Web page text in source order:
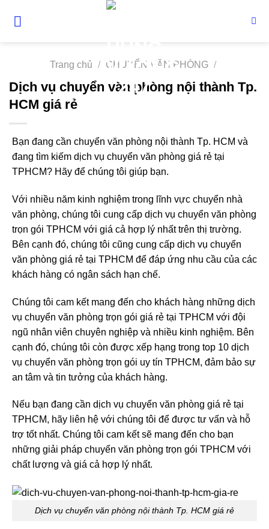
Trang chủ / CHUYỂN VĂN PHÒNG /
Dịch vụ chuyển văn phòng nội thành Tp.
HCM giá rẻ
Bạn đang cần chuyển văn phòng nội thành Tp. HCM và
đang tìm kiếm dịch vụ chuyển văn phòng giá rẻ tại
TPHCM? Hãy để chúng tôi giúp bạn.
Với nhiều năm kinh nghiệm trong lĩnh vực chuyển nhà
văn phòng, chúng tôi cung cấp dịch vụ chuyển văn phòng
trọn gói TPHCM với giá cả hợp lý nhất trên thị trường.
Bên cạnh đó, chúng tôi cũng cung cấp dịch vụ chuyển
văn phòng giá rẻ tại TPHCM để đáp ứng nhu cầu của các
khách hàng có ngân sách hạn chế.
Chúng tôi cam kết mang đến cho khách hàng những dịch
vụ chuyển văn phòng trọn gói giá rẻ tại TPHCM với đội
ngũ nhân viên chuyên nghiệp và nhiều kinh nghiệm. Bên
cạnh đó, chúng tôi còn được xếp hạng trong top 10 dịch
vụ chuyển văn phòng trọn gói uy tín TPHCM, đảm bảo sự
an tâm và tin tưởng của khách hàng.
Nếu bạn đang cần dịch vụ chuyển văn phòng giá rẻ tại
TPHCM, hãy liên hệ với chúng tôi để được tư vấn và hỗ
trợ tốt nhất. Chúng tôi cam kết sẽ mang đến cho bạn
những giải pháp chuyển văn phòng trọn gói TPHCM với
chất lượng và giá cả hợp lý nhất.
Dịch vụ chuyển văn phòng nội thành Tp. HCM giá rẻ